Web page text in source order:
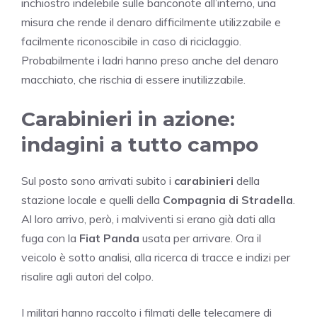
misura che rende il denaro difficilmente utilizzabile e
facilmente riconoscibile in caso di riciclaggio.
Probabilmente i ladri hanno preso anche del denaro
macchiato, che rischia di essere inutilizzabile.
Carabinieri in azione:
indagini a tutto campo
Sul posto sono arrivati subito i carabinieri della
stazione locale e quelli della Compagnia di Stradella
Al loro arrivo, però, i malviventi si erano già dati alla
fuga con la Fiat Panda usata per arrivare. Ora il
veicolo è sotto analisi, alla ricerca di tracce e indizi per
risalire agli autori del colpo.
I militari hanno raccolto i filmati delle telecamere di